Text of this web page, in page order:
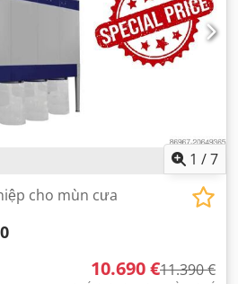
1 /7
cho mùn cưa
10.690 €11.390 €